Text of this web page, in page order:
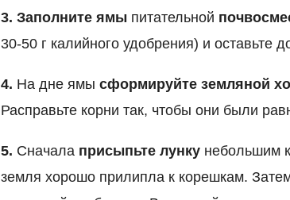
3. Заполните ямы питательной
30-50 г калийного удобрения) и оставьте
4. На дне ямы сформируйте земляной
Расправьте корни так, чтобы они были
5. Сначала присыпьте лунку небольшим
земля хорошо прилипла к корешкам.